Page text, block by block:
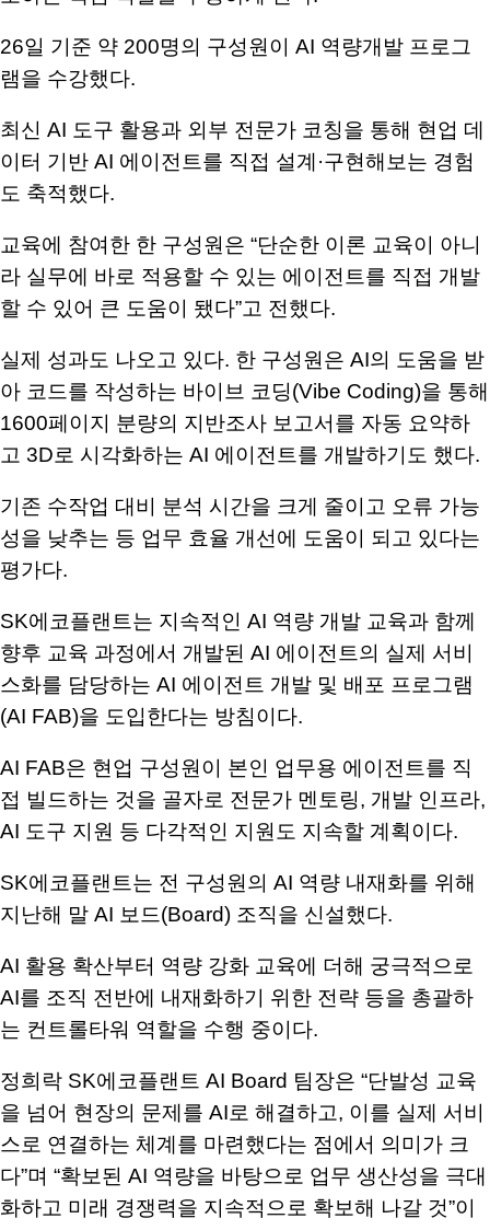
26일 기준 약 200명의 구성원이 AI 역량개발 프로그
램을 수강했다.
최신 AI 도구 활용과 외부 전문가 코칭을 통해 현업 데
이터 기반 AI 에이전트를 직접 설계 ·구현해보는 경험
도 축적했다.
교육에 참여한 한 구성원은 “단순한 이론 교육이 아니
라 실무에 바로 적용할 수 있는 에이전트를 직접 개발
할 수 있어 큰 도움이 됐다”고 전했다.
실제 성과도 나오고 있다. 한 구성원은 AI의 도움을 받
아 코드를 작성하는 바이브 코딩(Vibe Coding)을 통해
1600페이지 분량의 지반조사 보고서를 자동 요약하
고 3D로 시각화하는 AI 에이전트를 개발하기도 했다.
기존 수작업 대비 분석 시간을 크게 줄이고 오류 가능
성을 낮추는 등 업무 효율 개선에 도움이 되고 있다는
평가다.
SK에코플랜트는 지속적인 AI 역량 개발 교육과 함께
향후 교육 과정에서 개발된 AI 에이전트의 실제 서비
스화를 담당하는 AI 에이전트 개발 및 배포 프로그램
(AI FAB)을 도입한다는 방침이다.
AI FAB은 현업 구성원이 본인 업무용 에이전트를 직
접 빌드하는 것을 골자로 전문가 멘토링, 개발 인프라,
AI 도구 지원 등 다각적인 지원도 지속할 계획이다.
SK에코플랜트는 전 구성원의 AI 역량 내재화를 위해
지난해 말 AI 보드(Board) 조직을 신설했다.
AI 활용 확산부터 역량 강화 교육에 더해 궁극적으로
AI를 조직 전반에 내재화하기 위한 전략 등을 총괄하
는 컨트롤타워 역할을 수행 중이다.
정희락 SK에코플랜트 AI Board 팀장은 “단발성 교육
을 넘어 현장의 문제를 AI로 해결하고, 이를 실제 서비
스로 연결하는 체계를 마련했다는 점에서 의미가 크
다”며 “확보된 AI 역량을 바탕으로 업무 생산성을 극대
화하고 미래 경쟁력을 지속적으로 확보해 나갈 것”이